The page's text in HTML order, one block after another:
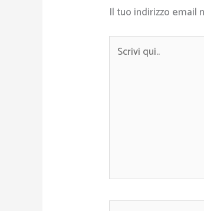
Il tuo indirizzo email
qui..